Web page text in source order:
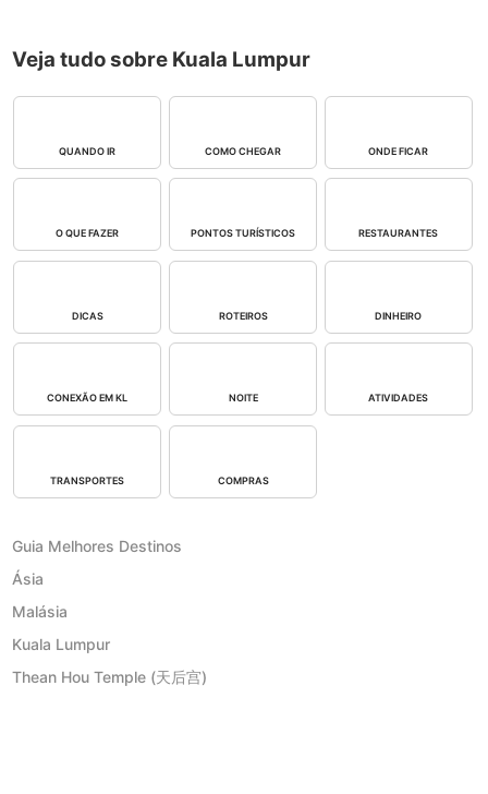
Veja tudo sobre Kuala Lumpur
QUANDO IR COMO CHEGAR ONDE FICAR
O QUE FAZER PONTOS TURÍSTICOS RESTAURANTES
DICAS ROTEIROS DINHEIRO
CONEXÃO EM KL NOITE ATIVIDADES
TRANSPORTES COMPRAS
Guia Melhores Destinos
Ásia
Malásia
Kuala Lumpur
Thean Hou Temple (天后宫)